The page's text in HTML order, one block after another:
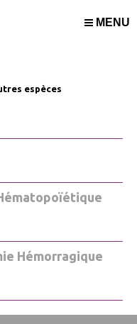
MENU
espèces
Hémorragique